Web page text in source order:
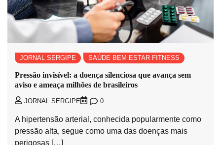
JORNAL SERGIPE SAÚDE BEM ESTAR FITNESS
Pressão invisível: a doença silenciosa que avança sem
aviso e ameaça milhões de brasileiros
JORNAL SERGIPE 0
A hipertensão arterial, conhecida popularmente como
pressão alta, segue como uma das doenças mais
perigosas […]